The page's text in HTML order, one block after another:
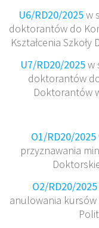
U6/RD20/2025w
doktorantów do
Kształcenia
U7/RD20/2025w
doktorantów
Doktorantów
O1/RD20/2025
przyznawania
O2/RD20/2025
anulowania